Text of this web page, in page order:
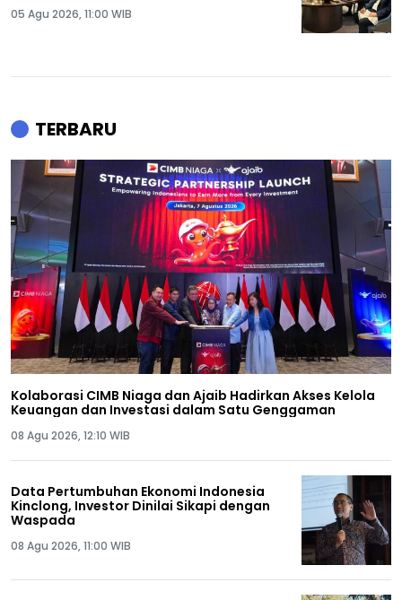
05 Agu 2026, 11:00 WIB
TERBARU
Kolaborasi CIMB Niaga dan Ajaib Hadirkan Akses Kelola
Keuangan dan Investasi dalam Satu Genggaman
08 Agu 2026, 12:10 WIB
Data Pertumbuhan Ekonomi Indonesia
Kinclong, Investor Dinilai Sikapi dengan
Waspada
08 Agu 2026, 11:00 WIB